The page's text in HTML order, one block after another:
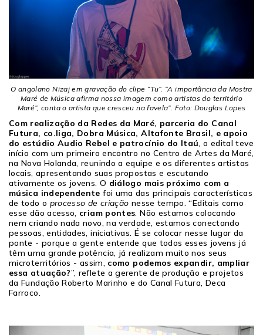
O angolano Nizaj em gravação do clipe “Tu”. “A importância da Mostra
Maré de Música afirma nossa imagem como artistas do território
Maré”, conta o artista que cresceu na favela”. Foto: Douglas Lopes
Com realização da Redes da Maré, parceria do Canal
Futura, co.liga, Dobra Música, Altafonte Brasil, e apoio
do estúdio Audio Rebel e patrocínio do Itaú, o edital teve
início com um primeiro encontro no Centro de Artes da Maré,
na Nova Holanda, reunindo a equipe e os diferentes artistas
locais, apresentando suas propostas e escutando
ativamente os jovens. O diálogo mais próximo com a
música independente foi uma das principais características
de todo o processo de criação nesse tempo. “Editais como
esse dão acesso, criam pontes. Não estamos colocando
nem criando nada novo, na verdade, estamos conectando
pessoas, entidades, iniciativas. É se colocar nesse lugar da
ponte - porque a gente entende que todos esses jovens já
têm uma grande potência, já realizam muito nos seus
microterritórios - assim, como podemos expandir, ampliar
essa atuação?”, reflete a gerente de produção e projetos
da Fundação Roberto Marinho e do Canal Futura, Deca
Farroco.